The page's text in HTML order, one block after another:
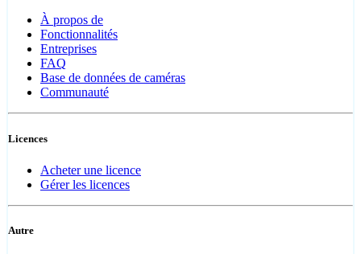
À propos de
Fonctionnalités
Entreprises
FAQ
Base de données de caméras
Communauté
Licences
Acheter une licence
Gérer les licences
Autre